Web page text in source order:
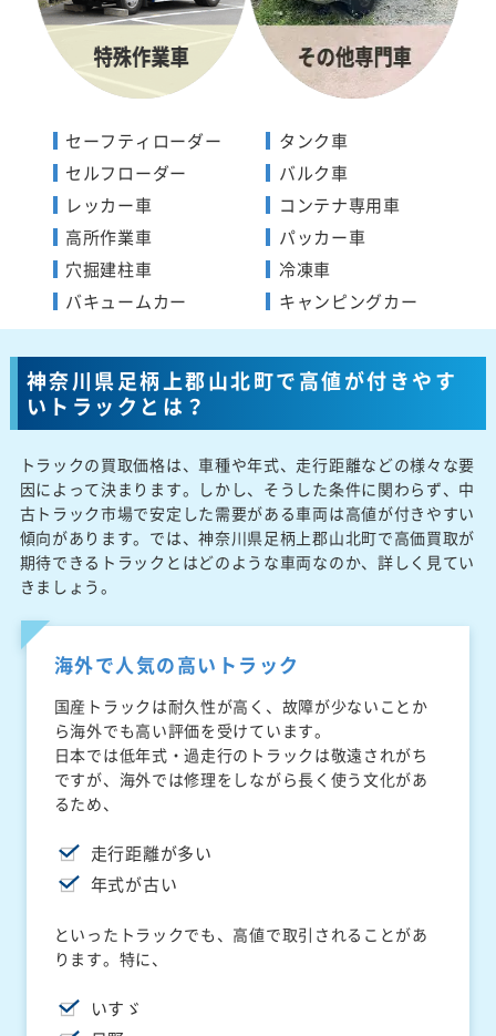
セーフティローダー
セルフローダー
レッカー車
高所作業車
穴掘建柱車
バキュームカー
タンク車
バルク車
コンテナ専用車
パッカー車
冷凍車
キャンピングカー
神奈川県足柄上郡山北町で高値が付きやす
いトラックとは？
トラックの買取価格は、車種や年式、走行距離などの様々な要
因によって決まります。しかし、そうした条件に関わらず、中
古トラック市場で安定した需要がある車両は高値が付きやすい
傾向があります。では、神奈川県足柄上郡山北町で高価買取が
期待できるトラックとはどのような車両なのか、詳しく見てい
きましょう。
海外で人気の高いトラック
国産トラックは耐久性が高く、故障が少ないことか
ら海外でも高い評価を受けています。
日本では低年式・過走行のトラックは敬遠されがち
ですが、海外では修理をしながら長く使う文化があ
るため、
走行距離が多い
年式が古い
といったトラックでも、高値で取引されることがあ
ります。特に、
いすゞ